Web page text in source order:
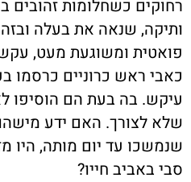
רחוקים כשחלומות זהובים
ותיקה, שנאה את בעלה
פואטית ומשוגעת מעט,
כאבי ראש כרוניים כרסמו
עיקש. בה בעת הם הוסיפו
שלא לצורך. האם ידע
שנמשכו עד יום מותה, היו
סבי באביב חייו?